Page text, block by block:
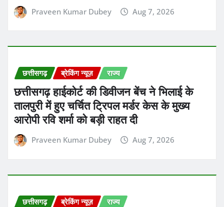
Praveen Kumar Dubey Aug 7, 2026
छत्तीसगढ़ ब्रेकिंग न्यूज़ राज्य
छत्तीसगढ़ हाईकोर्ट की डिवीजन बेंच ने भिलाई के
तालपुरी में हुए चर्चित ट्रिपल मर्डर केस के मुख्य
आरोपी रवि शर्मा को बड़ी राहत दी
Praveen Kumar Dubey Aug 7, 2026
छत्तीसगढ़ ब्रेकिंग न्यूज़ राज्य